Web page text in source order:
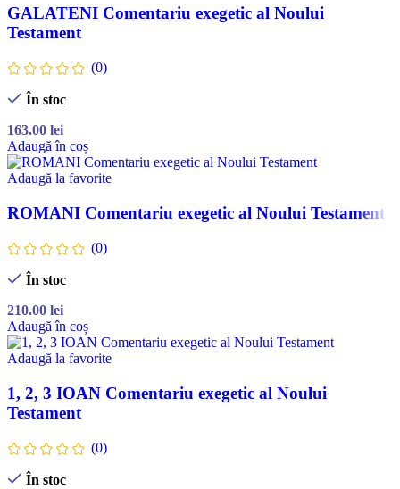
GALATENI Comentariu exegetic al Noului
Testament
(0)
În stoc
163.00 lei
Adaugă în coș
Adaugă la favorite
ROMANI Comentariu exegetic al Noului Testament
(0)
În stoc
210.00 lei
Adaugă în coș
Adaugă la favorite
1, 2, 3 IOAN Comentariu exegetic al Noului
Testament
(0)
În stoc